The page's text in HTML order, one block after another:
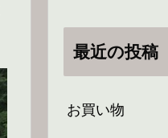
最近の投稿
お買い物